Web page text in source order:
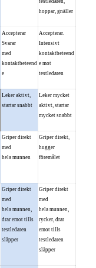
testledaren,
hoppar, gnäller
Accepterar
Svarar
med
kontaktbeteend
e
Accepterar.
Intensivt
kontaktbeteend
e mot
testledaren
Leker aktivt,
startar snabbt
Leker mycket
aktivt, startar
mycket snabbt
Griper direkt
med
hela munnen
Griper direkt,
hugger
föremålet
Griper direkt
med
hela munnen,
drar emot tills
testledaren
släpper
Griper direkt
med
hela munnen,
rycker, drar
emot tills
testledaren
släpper